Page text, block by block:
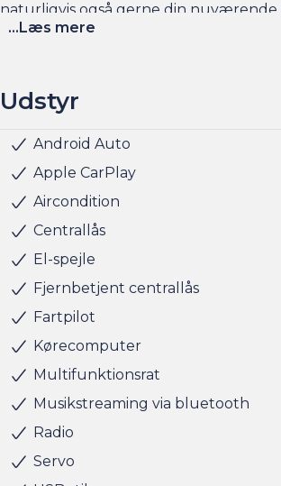
naturligvis også gerne din nuværende
Lørdag kl. 11.00 - 15.00
...Læs mere
Udstyr
Android Auto
Apple CarPlay
Aircondition
Centrallås
El-spejle
Fjernbetjent centrallås
Fartpilot
Kørecomputer
Multifunktionsrat
Musikstreaming via bluetooth
Radio
Servo
Splitbagsæde
Stofindtræk
ABS
Airbag
Antispin
ESP
Isofix
5 sæder
Bakkamera
Elruder for/bag
Klimaanlæg
Navigation
Sædevarme for
Rat m. varme
Startspærre